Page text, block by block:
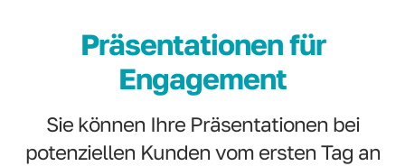
Präsentationen für
Engagement
Sie können Ihre Präsentationen bei
potenziellen Kunden vom ersten Tag an